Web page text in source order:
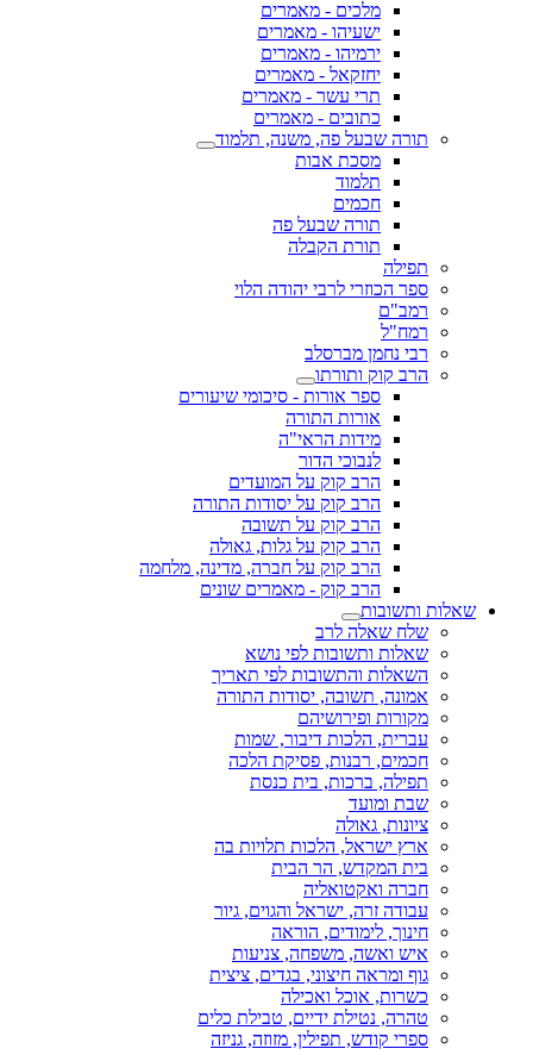
מלכים - מאמרים
ישעיהו - מאמרים
ירמיהו - מאמרים
יחזקאל - מאמרים
תרי עשר - מאמרים
כתובים - מאמרים
תורה שבעל פה, משנה, תלמוד
מסכת אבות
תלמוד
חכמים
תורה שבעל פה
תורת הקבלה
תפילה
ספר הכוזרי לרבי יהודה הלוי
רמב"ם
רמח"ל
רבי נחמן מברסלב
הרב קוק ותורתו
ספר אורות - סיכומי שיעורים
אורות התורה
מידות הראי"ה
לנבוכי הדור
הרב קוק על המועדים
הרב קוק על יסודות התורה
הרב קוק על תשובה
הרב קוק על גלות, גאולה
הרב קוק על חברה, מדינה, מלחמה
הרב קוק - מאמרים שונים
שאלות ותשובות
שלח שאלה לרב
שאלות ותשובות לפי נושא
השאלות והתשובות לפי תאריך
אמונה, תשובה, יסודות התורה
מקורות ופירושיהם
עברית, הלכות דיבור, שמות
חכמים, רבנות, פסיקת הלכה
תפילה, ברכות, בית כנסת
שבת ומועד
ציונות, גאולה
ארץ ישראל, הלכות תלויות בה
בית המקדש, הר הבית
חברה ואקטואליה
עבודה זרה, ישראל והגוים, גיור
חינוך, לימודים, הוראה
איש ואשה, משפחה, צניעות
גוף ומראה חיצוני, בגדים, ציצית
כשרות, אוכל ואכילה
טהרה, נטילת ידיים, טבילת כלים
ספרי קודש, תפילין, מזוזה, גניזה